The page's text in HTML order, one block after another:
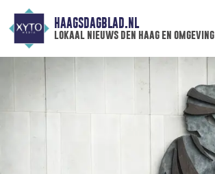
HAAGSDAGBLAD.NL
lokaal nieuws den haag en omgeving